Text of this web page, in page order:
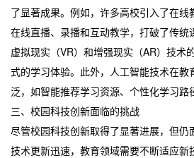
了显著成果。例如，许多高校引入了在线
在线直播、录播和互动教学，打破了传统
虚拟现实（VR）和增强现实（AR）技术
式的学习体验。此外，人工智能技术在教
泛，如智能推荐学习资源、个性化学习路
三、校园科技创新面临的挑战
尽管校园科技创新取得了显著进展，但仍
技术更新迅速，教育领域需要不断适应新